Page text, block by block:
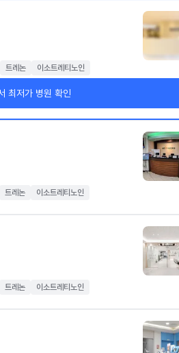
트레논 이소트레티노인
최저가 병원 확인
트레논 이소트레티노인
트레논 이소트레티노인